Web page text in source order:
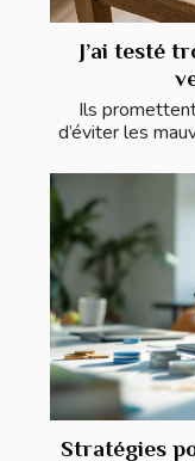
J’ai testé
Ils
d’éviter les
Stratégies